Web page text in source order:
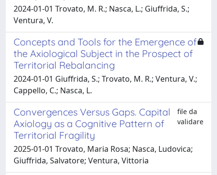
2024-01-01 Trovato, M. R.; Nasca, L.; Giuffrida, S.;
Ventura, V.
Concepts and Tools for the Emergence of
the Axiological Subject in the Prospect of
Territorial Rebalancing
2024-01-01 Giuffrida, S.; Trovato, M. R.; Ventura, V.;
Cappello, C.; Nasca, L.
Convergences Versus Gaps. Capital
Axiology as a Cognitive Pattern of
Territorial Fragility
file da
validare
2025-01-01 Trovato, Maria Rosa; Nasca, Ludovica;
Giuffrida, Salvatore; Ventura, Vittoria